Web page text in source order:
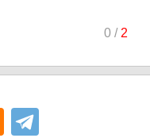
0/ 2